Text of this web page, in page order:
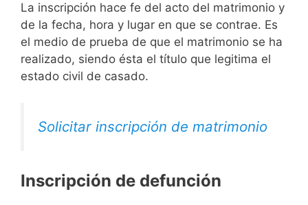
La inscripción hace fe del acto del matrimonio y
de la fecha, hora y lugar en que se contrae. Es
el medio de prueba de que el matrimonio se ha
realizado, siendo ésta el título que legitima el
estado civil de casado.
Solicitar inscripción de matrimonio
Inscripción de defunción